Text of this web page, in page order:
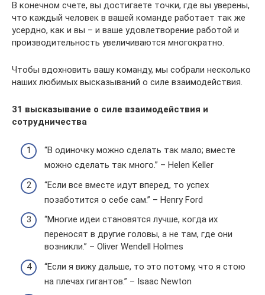
В конечном счете, вы достигаете точки, где вы уверены,
что каждый человек в вашей команде работает так же
усердно, как и вы – и ваше удовлетворение работой и
производительность увеличиваются многократно.
Чтобы вдохновить вашу команду, мы собрали несколько
наших любимых высказываний о силе взаимодействия.
31 высказывание о силе взаимодействия и
сотрудничества
“В одиночку можно сделать так мало; вместе
можно сделать так много.” – Helen Keller
“Если все вместе идут вперед, то успех
позаботится о себе сам.” – Henry Ford
“Многие идеи становятся лучше, когда их
переносят в другие головы, а не там, где они
возникли.” – Oliver Wendell Holmes
“Если я вижу дальше, то это потому, что я стою
на плечах гигантов.” – Isaac Newton